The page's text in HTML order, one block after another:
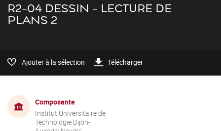
R2-04 DESSIN - LECTURE DE
PLANS 2
Ajouter à la sélection Télécharger
Composante
Institut Universitaire de
Technologie Dijon-